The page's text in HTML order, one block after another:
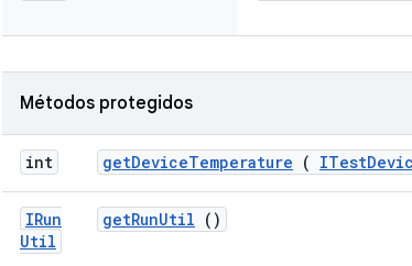
Métodos protegidos
int getDeviceTemperature ( ITest
IRun
Util
getRunUtil ()